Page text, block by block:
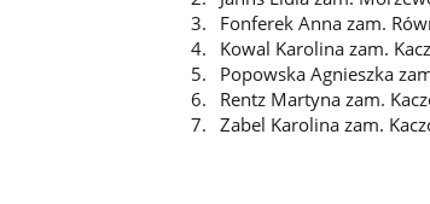
Fonferek Anna zam.
Kowal Karolina zam.
Popowska Agnieszka
Rentz Martyna zam.
Zabel Karolina zam.